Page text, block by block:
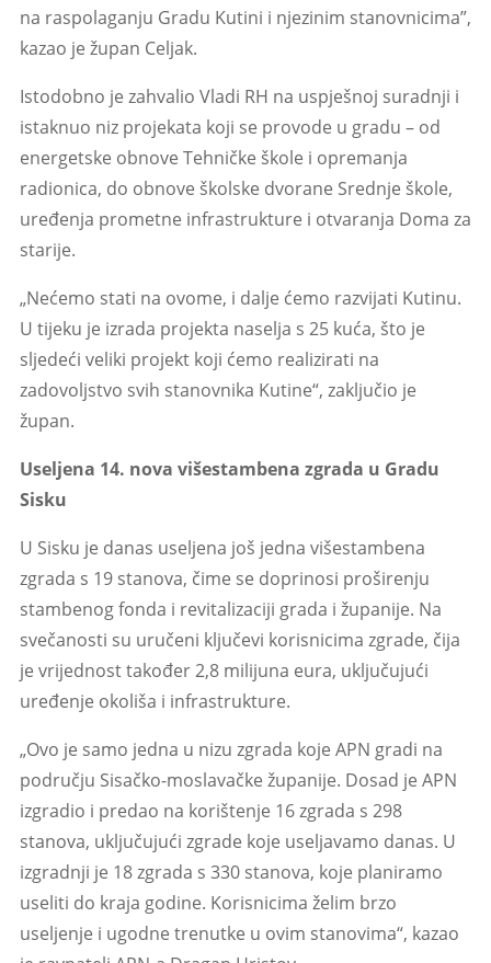
na raspolaganju Gradu Kutini i njezinim stanovnicima”,
kazao je župan Celjak.
Istodobno je zahvalio Vladi RH na uspješnoj suradnji i
istaknuo niz projekata koji se provode u gradu – od
energetske obnove Tehničke škole i opremanja
radionica, do obnove školske dvorane Srednje škole,
uređenja prometne infrastrukture i otvaranja Doma za
starije.
„Nećemo stati na ovome, i dalje ćemo razvijati Kutinu.
U tijeku je izrada projekta naselja s 25 kuća, što je
sljedeći veliki projekt koji ćemo realizirati na
zadovoljstvo svih stanovnika Kutine“, zaključio je
župan.
Useljena 14. nova višestambena zgrada u Gradu
Sisku
U Sisku je danas useljena još jedna višestambena
zgrada s 19 stanova, čime se doprinosi proširenju
stambenog fonda i revitalizaciji grada i županije. Na
svečanosti su uručeni ključevi korisnicima zgrade, čija
je vrijednost također 2,8 milijuna eura, uključujući
uređenje okoliša i infrastrukture.
„Ovo je samo jedna u nizu zgrada koje APN gradi na
području Sisačko-moslavačke županije. Dosad je APN
izgradio i predao na korištenje 16 zgrada s 298
stanova, uključujući zgrade koje useljavamo danas. U
izgradnji je 18 zgrada s 330 stanova, koje planiramo
useliti do kraja godine. Korisnicima želim brzo
useljenje i ugodne trenutke u ovim stanovima“, kazao